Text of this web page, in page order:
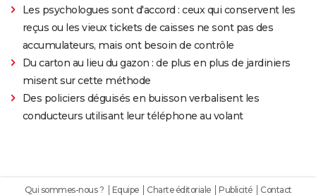
Les psychologues sont d'accord : ceux qui conservent les
reçus ou les vieux tickets de caisses ne sont pas des
accumulateurs, mais ont besoin de contrôle
Du carton au lieu du gazon : de plus en plus de jardiniers
misent sur cette méthode
Des policiers déguisés en buisson verbalisent les
conducteurs utilisant leur téléphone au volant
Qui sommes-nous ? Equipe Charte éditoriale Publicité Contact